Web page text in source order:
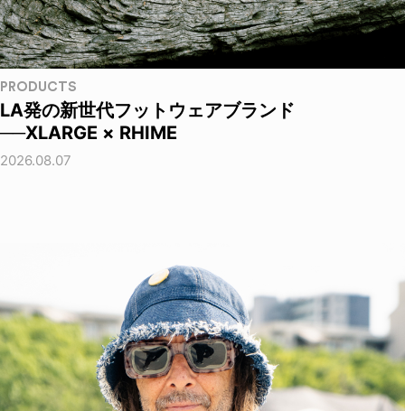
PRODUCTS
LA発の新世代フットウェアブランド
──XLARGE × RHIME
2026.08.07